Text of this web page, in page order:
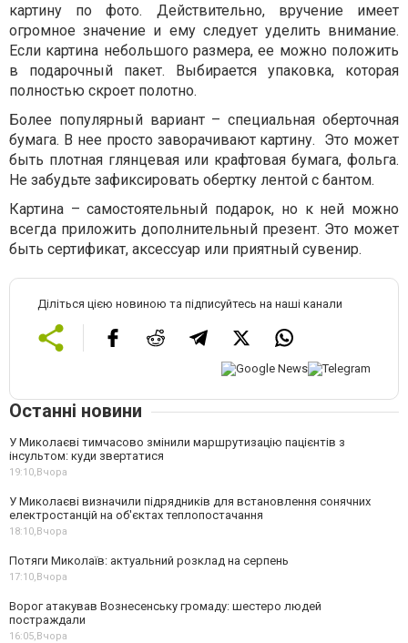
картину по фото. Действительно, вручение имеет
огромное значение и ему следует уделить внимание.
Если картина небольшого размера, ее можно положить
в подарочный пакет. Выбирается упаковка, которая
полностью скроет полотно.
Более популярный вариант – специальная оберточная
бумага. В нее просто заворачивают картину. Это может
быть плотная глянцевая или крафтовая бумага, фольга.
Не забудьте зафиксировать обертку лентой с бантом.
Картина – самостоятельный подарок, но к ней можно
всегда приложить дополнительный презент. Это может
быть сертификат, аксессуар или приятный сувенир.
Діліться цією новиною та підписуйтесь на наші канали
Останні новини
У Миколаєві тимчасово змінили маршрутизацію пацієнтів з
інсультом: куди звертатися
19:10, Вчора
У Миколаєві визначили підрядників для встановлення сонячних
електростанцій на об'єктах теплопостачання
18:10, Вчора
Потяги Миколаїв: актуальний розклад на серпень
17:10, Вчора
Ворог атакував Вознесенську громаду: шестеро людей
постраждали
16:05, Вчора